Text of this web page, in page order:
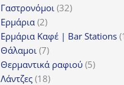
προϊόντα
Γαστρονόμοι 3232
Ερμάρια 22
προϊόντα
Ερμάρια Καφέ | Bar Stations
Θάλαμοι 77
προϊόντα
Θερμαντικά ραφιού 55
Λάντζες 1818